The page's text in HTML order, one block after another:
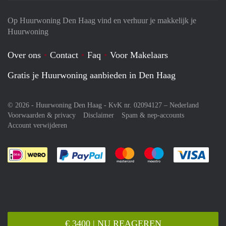
€ 3400 | NU REAGEREN
Op Huurwoning Den Haag vind en verhuur je makkelijk je
Huurwoning
Over ons Contact Faq
Voor Makelaars
Gratis je Huurwoning aanbieden in Den Haag
© 2026 - Huurwoning Den Haag - KvK nr. 02094127 – Nederland
Voorwaarden & privacy
Disclaimer
Spam & nep-accounts
Account verwijderen
Je rekent gemakkelijk af met Paypal
Je rekent gemakkelijk af met
Je rekent